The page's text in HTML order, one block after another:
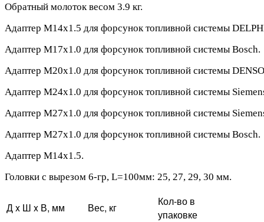
Обратный молоток весом 3.9 кг.
Адаптер M14x1.5 для форсунок топливной системы
Адаптер M17x1.0 для форсунок топливной системы Bosch.
Адаптер M20x1.0 для форсунок топливной системы
Адаптер M24x1.0 для форсунок топливной системы
Адаптер M27x1.0 для форсунок топливной системы
Адаптер M27x1.0 для форсунок топливной системы Bosch.
Адаптер M14x1.5.
Головки с вырезом 6-гр, L=100мм: 25, 27, 29, 30 мм.
Д x Ш x В, мм Вес, кг
Кол-во в
упаковке